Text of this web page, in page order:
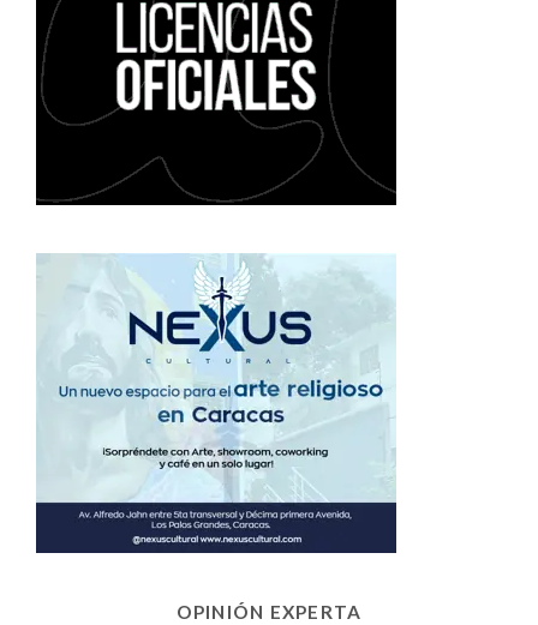
OPINIÓN EXPERTA